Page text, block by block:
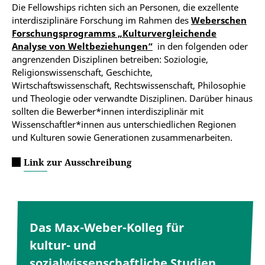
Die Fellowships richten sich an Personen, die exzellente
interdisziplinäre Forschung im Rahmen des Weberschen
Forschungsprogramms „Kulturvergleichende
Analyse von Weltbeziehungen“ in den folgenden oder
angrenzenden Disziplinen betreiben: Soziologie,
Religionswissenschaft, Geschichte,
Wirtschaftswissenschaft, Rechtswissenschaft, Philosophie
und Theologie oder verwandte Disziplinen. Darüber hinaus
sollten die Bewerber*innen interdisziplinär mit
Wissenschaftler*innen aus unterschiedlichen Regionen
und Kulturen sowie Generationen zusammenarbeiten.
Link zur Ausschreibung
Das Max-Weber-Kolleg für
kultur- und